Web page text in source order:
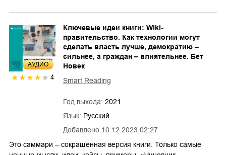
AУДИО
4
Добавлено 10.12.2023 02:27
Ключевые идеи книги: Wiki-
правительство. Как технологии могут
сделать власть лучше, демократию –
сильнее, а граждан – влиятельнее. Бет
Новек
Smart Reading
Год выхода: 2021
Язык: Русский
Это саммари – сокращенная версия книги. Только самые